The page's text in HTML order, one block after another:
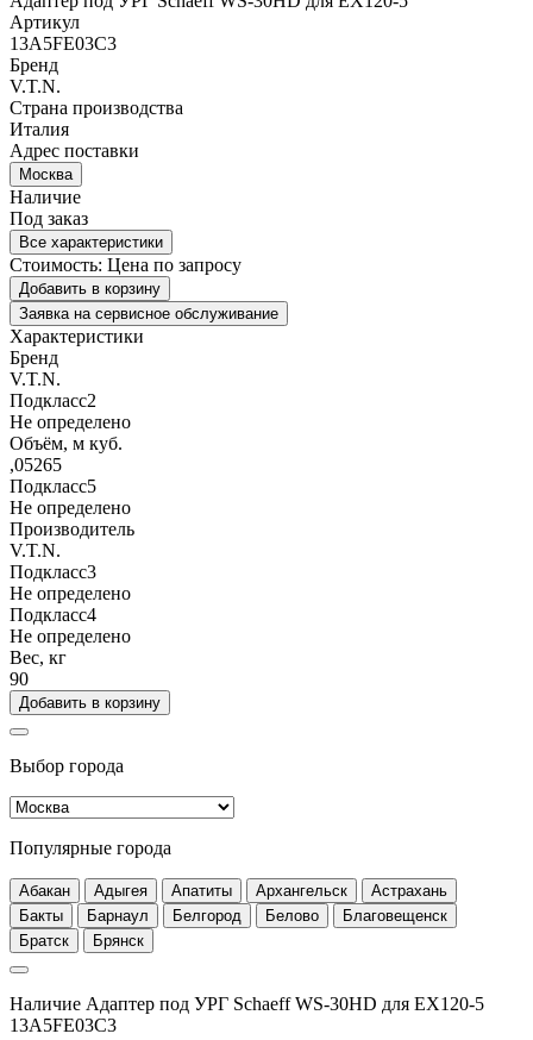
Артикул
13A5FE03C3
Бренд
V.T.N.
Страна производства
Италия
Адрес поставки
Москва
Наличие
Под заказ
Все характеристики
Стоимость: Цена по запросу
Добавить в корзину
Заявка на сервисное обслуживание
Характеристики
Бренд
V.T.N.
Подкласс2
Не определено
Объём, м куб.
,05265
Подкласс5
Не определено
Производитель
V.T.N.
Подкласс3
Не определено
Подкласс4
Не определено
Вес, кг
90
Добавить в корзину
Выбор города
Популярные города
Абакан Адыгея Апатиты Архангельск
Астрахань
Бакты
Барнаул Белгород Белово
Благовещенск
Братск
Брянск
Наличие Адаптер под УРГ Schaeff WS-30HD для EX120-5
13A5FE03C3